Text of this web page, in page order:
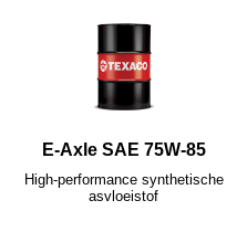
E-Axle SAE 75W-85
High-performance synthetische
asvloeistof